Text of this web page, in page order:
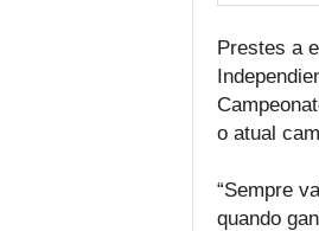
Prestes a
o atual
“Sempre
quando